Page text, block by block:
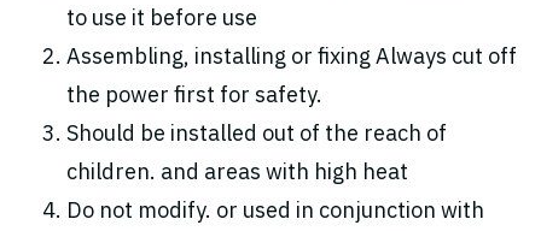
to use it before use
Assembling, installing or fixing Always cut off
the power first for safety.
Should be installed out of the reach of
children. and areas with high heat
Do not modify. or used in conjunction with